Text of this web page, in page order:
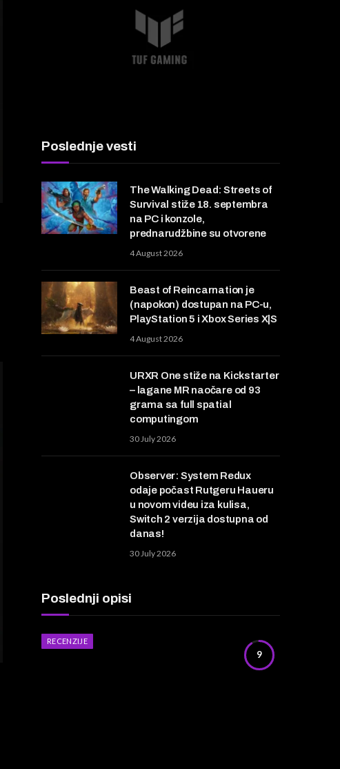
Poslednje vesti
The Walking Dead: Streets of
Survival stiže 18. septembra
na PC i konzole,
prednarudžbine su otvorene
4 August 2026
Beast of Reincarnation je
(napokon) dostupan na PC-u,
PlayStation 5 i Xbox Series X|S
4 August 2026
URXR One stiže na Kickstarter
– lagane MR naočare od 93
grama sa full spatial
computingom
30 July 2026
Observer: System Redux
odaje počast Rutgeru Haueru
u novom videu iza kulisa,
Switch 2 verzija dostupna od
danas!
30 July 2026
Poslednji opisi
9
RECENZIJE